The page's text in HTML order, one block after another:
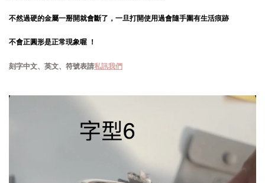
不然過硬的金屬一掰開就會斷了， 一旦打開使用過會隨手圍有生活痕跡
不會正圓形是正常現象喔 ！
刻字中文、英文、符號表請私訊我們